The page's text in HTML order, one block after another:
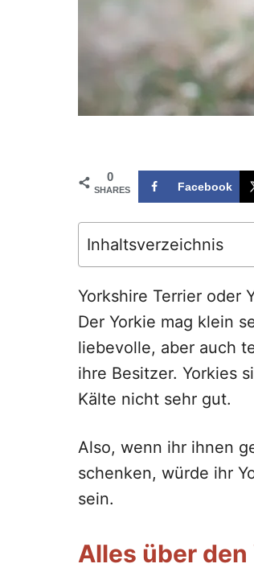
0
SHARES Facebook
Inhaltsverzeichnis
Yorkshire Terrier oder
Der Yorkie mag klein
liebevolle, aber auch
ihre Besitzer. Yorkies
Kälte nicht sehr gut.
Also, wenn ihr ihnen
schenken, würde ihr
sein.
Alles über